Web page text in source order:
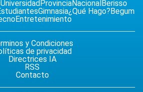
UniversidadProvinciaNacionalBerisso
Gimnasia¿Qué Hago?Begum
Entretenimiento
y Condiciones
de privacidad
Directrices IA
RSS
Contacto